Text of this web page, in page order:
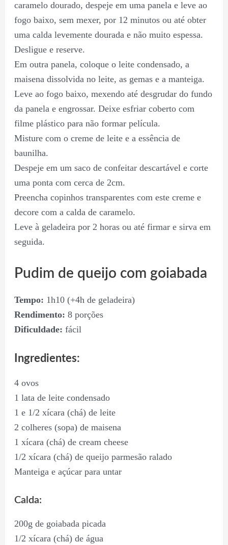
caramelo dourado, despeje em uma panela e leve ao
fogo baixo, sem mexer, por 12 minutos ou até obter
uma calda levemente dourada e não muito espessa.
Desligue e reserve.
Em outra panela, coloque o leite condensado, a
maisena dissolvida no leite, as gemas e a manteiga.
Leve ao fogo baixo, mexendo até desgrudar do fundo
da panela e engrossar. Deixe esfriar coberto com
filme plástico para não formar película.
Misture com o creme de leite e a essência de
baunilha.
Despeje em um saco de confeitar descartável e corte
uma ponta com cerca de 2cm.
Preencha copinhos transparentes com este creme e
decore com a calda de caramelo.
Leve à geladeira por 2 horas ou até firmar e sirva em
seguida.
Pudim de queijo com goiabada
Tempo: 1h10 (+4h de geladeira)
Rendimento: 8 porções
Dificuldade: fácil
Ingredientes:
4 ovos
1 lata de leite condensado
1 e 1/2 xícara (chá) de leite
2 colheres (sopa) de maisena
1 xícara (chá) de cream cheese
1/2 xícara (chá) de queijo parmesão ralado
Manteiga e açúcar para untar
Calda:
200g de goiabada picada
1/2 xícara (chá) de água